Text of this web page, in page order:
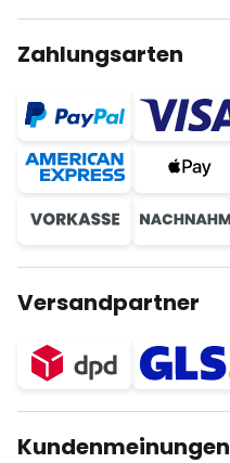
Zahlungsarten
Versandpartner
Kundenmeinungen